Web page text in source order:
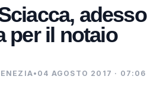
adesso
per il notaio
• 04 AGOSTO 2017 · 07:06